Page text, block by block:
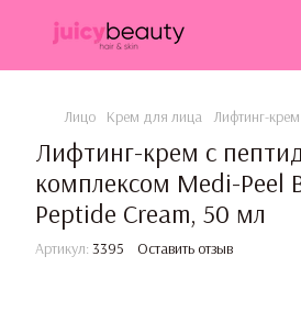
Лицо Крем для лица Лифтинг-
Лифтинг-крем с
комплексом Medi-Peel
Peptide Cream, 50 мл
Артикул: 3395 Оставить отзыв